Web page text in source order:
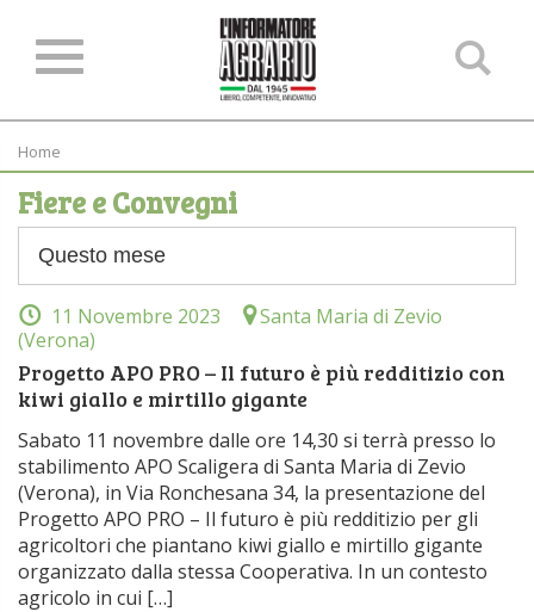
Home
Fiere e Convegni
11 Novembre 2023
Santa Maria di Zevio
(Verona)
Progetto APO PRO – Il futuro è più redditizio con
kiwi giallo e mirtillo gigante
Sabato 11 novembre dalle ore 14,30 si terrà presso lo
stabilimento APO Scaligera di Santa Maria di Zevio
(Verona), in Via Ronchesana 34, la presentazione del
Progetto APO PRO – Il futuro è più redditizio per gli
agricoltori che piantano kiwi giallo e mirtillo gigante
organizzato dalla stessa Cooperativa. In un contesto
agricolo in cui […]